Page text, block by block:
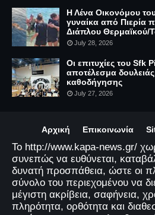
Η Λένα Οικονόμου
γυναίκα από Πιερία
Διάπλου Θερμαϊκού/
July 28, 2026
Οι επιτυχίες του Sfk
αποτέλεσμα
καθοδήγησης
July 27, 2026
Αρχική Επικοινωνία
Το http://www.kapa-news.gr/
συνεπώς να ευθύνεται,
δυνατή προσπάθεια, ώστε οι
σύνολο του περιεχομένου να
μέγιστη ακρίβεια, σαφήνεια,
πληρότητα, ορθότητα και